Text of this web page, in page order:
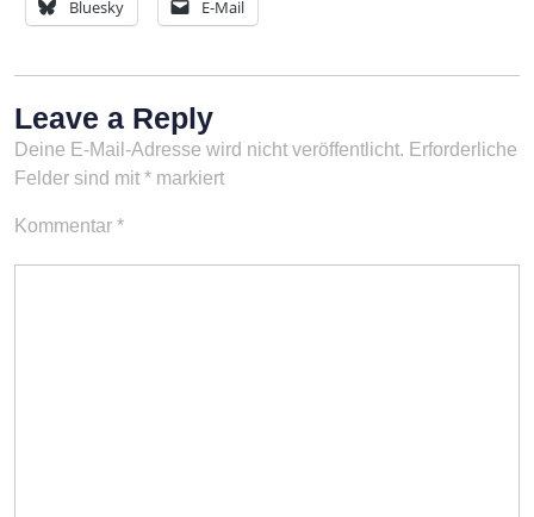
Bluesky E-Mail
Leave a Reply
Deine E-Mail-Adresse wird nicht veröffentlicht. Erforderliche
Felder sind mit * markiert
Kommentar *